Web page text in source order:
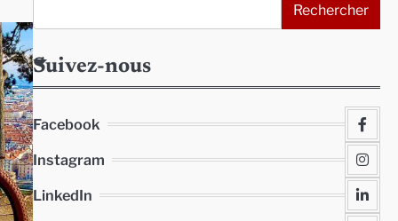
Rechercher
Suivez-nous
Facebook
Instagram
LinkedIn